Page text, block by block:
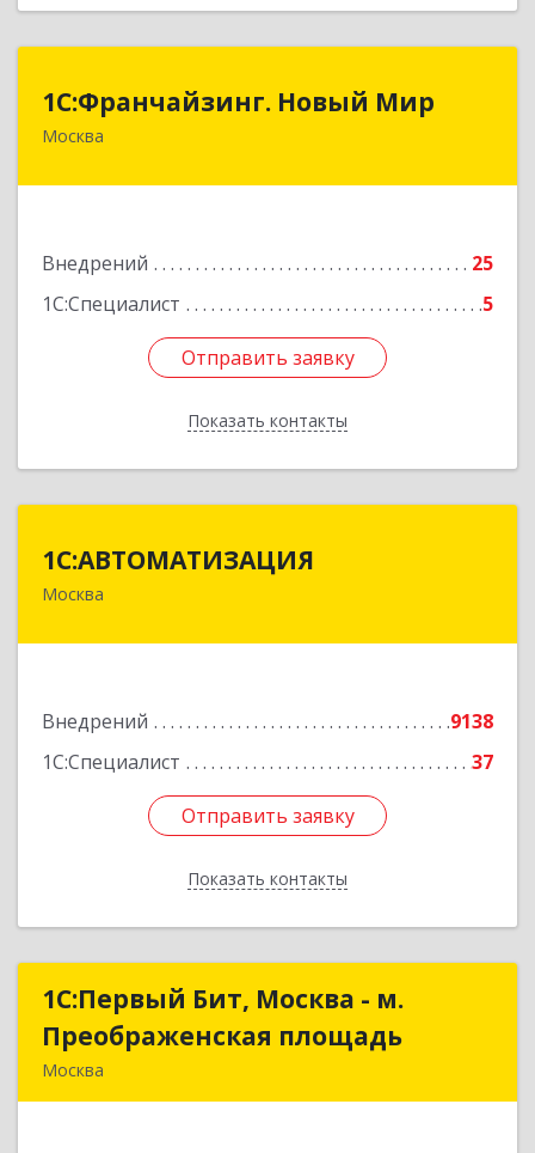
1С:Франчайзинг. Новый Мир
Москва
Внедрений
25
1С:Специалист
5
Отправить заявку
Показать контакты
1С:Франчайзинг. Новый Мир
101000, Москва г, Армянский пер, дом № 9,
Отправить заявку
Назад
1С:АВТОМАТИЗАЦИЯ
Москва
Внедрений
9138
1С:Специалист
37
Отправить заявку
Показать контакты
111024, Москва г, Энтузиастов 1-я ул, дом №
Отправить заявку
Назад
1С:Первый Бит, Москва - м.
Преображенская площадь
Москва
1С:Первый Бит, Москва - м.
Преображенская площадь